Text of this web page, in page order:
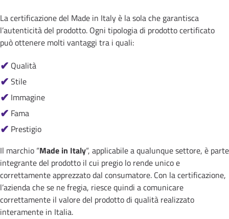
La certificazione del Made in Italy è la sola che garantisca
l’autenticità del prodotto. Ogni tipologia di prodotto certificato
può ottenere molti vantaggi tra i quali:
Qualità
Stile
Immagine
Fama
Prestigio
Il marchio “Made in Italy“, applicabile a qualunque settore, è parte
integrante del prodotto il cui pregio lo rende unico e
correttamente apprezzato dal consumatore. Con la certificazione,
l’azienda che se ne fregia, riesce quindi a comunicare
correttamente il valore del prodotto di qualità realizzato
interamente in Italia.
Iscrizione newsletter
Iscriviti ed ottieni un coupon del 10% sul tuo primo
ordine.
Name
Email